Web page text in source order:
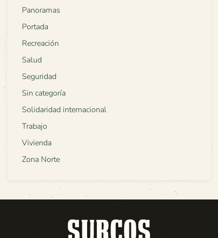
Panoramas
Portada
Recreación
Salud
Seguridad
Sin categoría
Solidaridad internacional
Trabajo
Vivienda
Zona Norte